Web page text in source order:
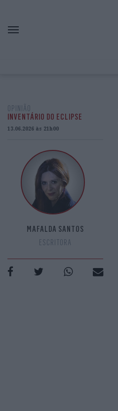
OPINIÃO
INVENTÁRIO DO ECLIPSE
13.06.2026 às 21h00
MAFALDA SANTOS
ESCRITORA